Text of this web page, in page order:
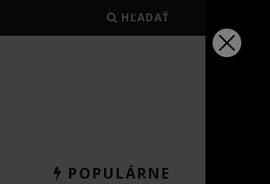
HĽADAŤ
POPULÁRNE